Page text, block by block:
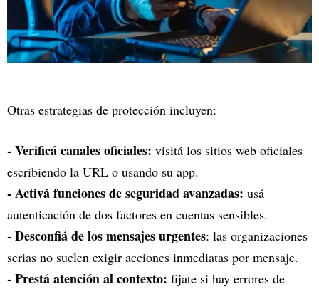
Otras estrategias de protección incluyen:
- Verificá canales oficiales: visitá los sitios web oficiales
escribiendo la URL o usando su app.
- Activá funciones de seguridad avanzadas: usá
autenticación de dos factores en cuentas sensibles.
- Desconfiá de los mensajes urgentes: las organizaciones
serias no suelen exigir acciones inmediatas por mensaje.
- Prestá atención al contexto: fijate si hay errores de